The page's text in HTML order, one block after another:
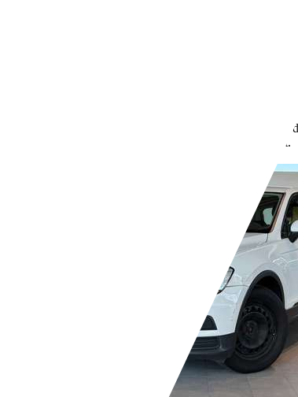
Weitere
Kraftstoffverbrauch, die CO2-Emissionen
Weitere Informationen
Kraftstoffverbrauch, die CO2-Emissionen
unter www.dat.de unentgeltlich erhältlich ist.